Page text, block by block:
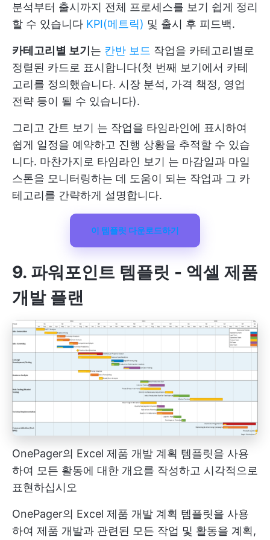
분석부터 출시까지 전체 프로세스를 보기 쉽게 정리
할 수 있습니다 KPI(메트릭) 및 출시 후 피드백.
카테고리별 보기 는 칸반 보드 작업을 카테고리별로
정렬된 카드로 표시합니다(첫 번째 보기에서 카테
고리를 정의했습니다. 시장 분석, 가격 책정, 영업
전략 등이 될 수 있습니다).
그리고 간트 보기 는 작업을 타임라인에 표시하여
쉽게 일정을 예약하고 진행 상황을 추적할 수 있습
니다. 마찬가지로 타임라인 보기 는 마감일과 마일
스톤을 모니터링하는 데 도움이 되는 작업과 그 카
테고리를 간략하게 설명합니다.
이 템플릿 다운로드하기
9. 파워포인트 템플릿 - 엑셀 제품
개발 플랜
OnePager의 Excel 제품 개발 계획 템플릿을 사용
하여 모든 활동에 대한 개요를 작성하고 시각적으로
표현하십시오
OnePager의 Excel 제품 개발 계획 템플릿을 사용
하여 제품 개발과 관련된 모든 작업 및 활동을 계획,